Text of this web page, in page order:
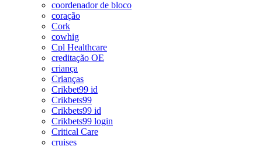
coordenador de bloco
coração
Cork
cowhig
Cpl Healthcare
creditação OE
criança
Crianças
Crikbet99 id
Crikbets99
Crikbets99 id
Crikbets99 login
Critical Care
cruises